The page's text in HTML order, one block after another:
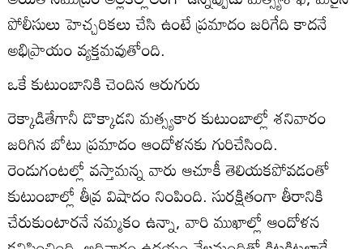
పోలీసులు హెచ్చరికలు చేసి ఉంటే ప్రమాదం జరిగేది కాదనే
అభిప్రాయం వ్యక్తమవుతోంది.
ఒకే కుటుంబానికి చెందిన ఆరుగురు
రెక్కాడితేగానీ డొక్కాడని మత్స్యకార కుటుంబాల్లో శనివారం
జరిగిన బోటు ప్రమాదం ఆందోళనకు గురిచేసింది.
రెండుగంటల్లో వస్తామన్న వారు ఆచూకీ తెలియకపోవడంతో
కుటుంబాల్లో తీవ్ర విషాదం నింపింది. సురక్షితంగా తీరానికి
చేరుకుంటారనే నమ్మకం ఉన్నా, వారి ముఖాల్లో ఆందోళన